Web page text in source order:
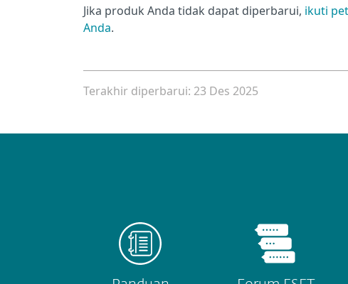
Jika produk Anda tidak dapat diperbarui, ikuti
Anda.
Terakhir diperbarui: 23 Des 2025